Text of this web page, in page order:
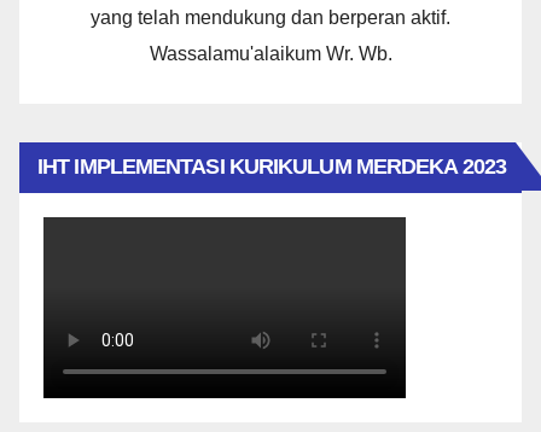
yang telah mendukung dan berperan aktif.
Wassalamu'alaikum Wr. Wb.
IHT IMPLEMENTASI KURIKULUM MERDEKA 2023